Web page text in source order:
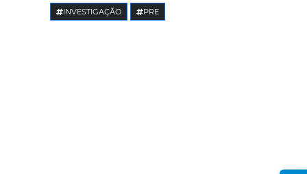
INVESTIGAÇÃO PRE